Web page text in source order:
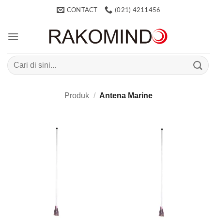
CONTACT (021) 4211456
Search
for:
Produk / Antena Marine